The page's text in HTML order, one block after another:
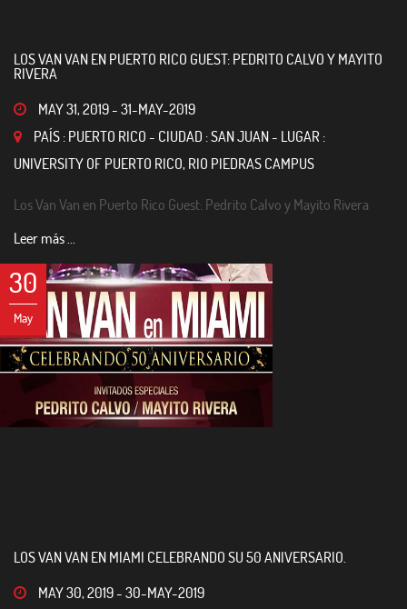
LOS VAN VAN EN PUERTO RICO GUEST: PEDRITO CALVO Y MAYITO
RIVERA
MAY 31, 2019-31-MAY-2019
PAÍS : PUERTO RICO - CIUDAD : SAN JUAN - LUGAR :
UNIVERSITY OF PUERTO RICO, RIO PIEDRAS CAMPUS
Los Van Van en Puerto Rico Guest: Pedrito Calvo y Mayito Rivera
Leer más ...
30
May
LOS VAN VAN EN MIAMI CELEBRANDO SU 50 ANIVERSARIO.
MAY 30, 2019-30-MAY-2019